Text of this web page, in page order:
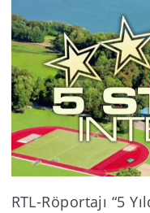
RTL-Röportajı “5